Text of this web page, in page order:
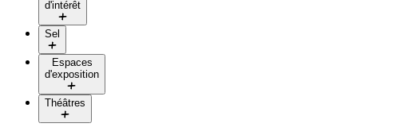
d'intérêt
Sel
Espaces
d'exposition
Théâtres